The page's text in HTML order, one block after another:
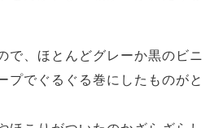
で、ほとんどグレーか黒のビニ
プでぐるぐる巻にしたものがと